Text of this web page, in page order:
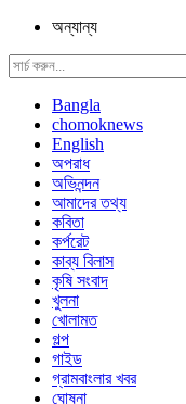
অন্যান্য
Bangla
chomoknews
English
অপরাধ
অভিনন্দন
আমাদের তথ্য
কবিতা
কর্পরেট
কাব্য বিলাস
কৃষি সংবাদ
খুলনা
খোলামত
গল্প
গাইড
গ্রামবাংলার খবর
ঘোষনা